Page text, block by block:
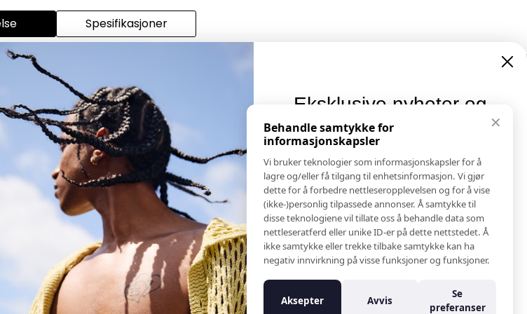
Spesifikasjoner
Instagram|Facebook
Org nr 992 518 073
-56 15 68 00
Salgs & Leveringsbetingelser
Registrer reklamasjon eller retur
Kontakt Oss
Bildebank
Følg Oss
Prislister
Etiske Retningslinjer
Åpenhetsloven
Varsling om kritikkverdige forhold
✕
Behandle samtykke for
informasjonskapsler
Vi bruker teknologier som informasjonskapsler for å
lagre og/eller få tilgang til enhetsinformasjon. Vi gjør
dette for å forbedre nettleseropplevelsen og for å vise
(ikke-)personlig tilpassede annonser. Å samtykke til
disse teknologiene vil tillate oss å behandle data som
nettleseratferd eller unike ID-er på dette nettstedet. Å
ikke samtykke eller trekke tilbake samtykke kan ha
negativ innvirkning på visse funksjoner og funksjoner.
Aksepter Avvis
Se
preferanser
Eksklusive nyheter og
tilbud
Meld deg på vårt nyhetsbrev og hold deg oppdatert!
Her får du innblikk i nyheter, kampanjer og
konkurranser.
E-post